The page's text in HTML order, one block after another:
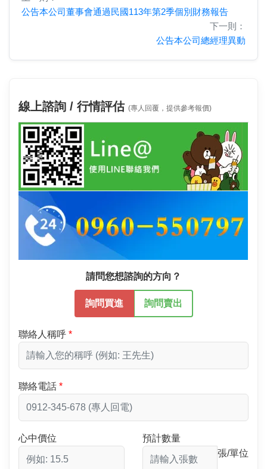
公告本公司董事會通過民國113年第2季個別財務報告
下一則：
公告本公司總經理異動
線上諮詢 / 行情評估 (專人回覆，提供參考報價)
請問您想諮詢的方向？
詢問買進 詢問賣出
聯絡人稱呼
聯絡電話
心中價位
預計數量
張/單位